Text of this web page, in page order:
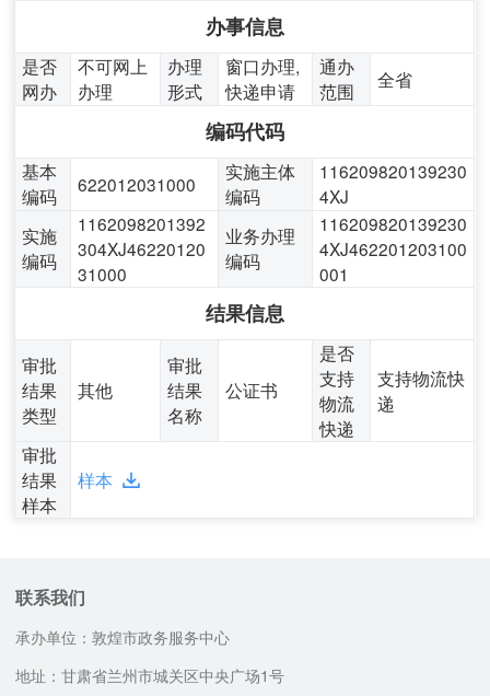
办事信息
是否
网办
不可网上
办理
办理
形式
窗口办理,
快递申请
通办
范围
全省
编码代码
基本
编码
622012031000
实施主体
编码
116209820139230
4XJ
实施
编码
1162098201392
304XJ46220120
31000
业务办理
编码
116209820139230
4XJ462201203100
001
结果信息
审批
结果
类型
其他
审批
结果
名称
公证书
是否
支持
物流
快递
支持物流快
递
审批
结果
样本
样本
联系我们
承办单位：敦煌市政务服务中心
地址：甘肃省兰州市城关区中央广场1号